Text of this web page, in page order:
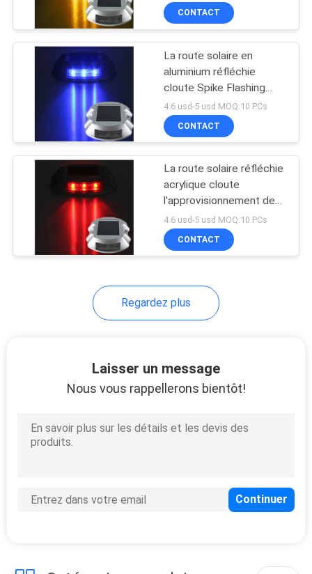
éclairage de pont
solaire
Lampes solaires
décoratives
extérieures
Lumière de clôture
extérieure de mur
CONTACT
La route solaire en
aluminium réfléchie
cloute Spike Flashing
Light Double Side adapté
aux besoins du client
4.6 usd-5 usd MOQ:10 PCs
CONTACT
La route solaire réfléchie
acrylique cloute
l'approvisionnement de
puissance de batterie de
1.2V 600mah NI-MH
4.6 usd-5 usd MOQ:10 PCs
CONTACT
Regardez plus
Laisser un message
Nous vous rappellerons bientôt!